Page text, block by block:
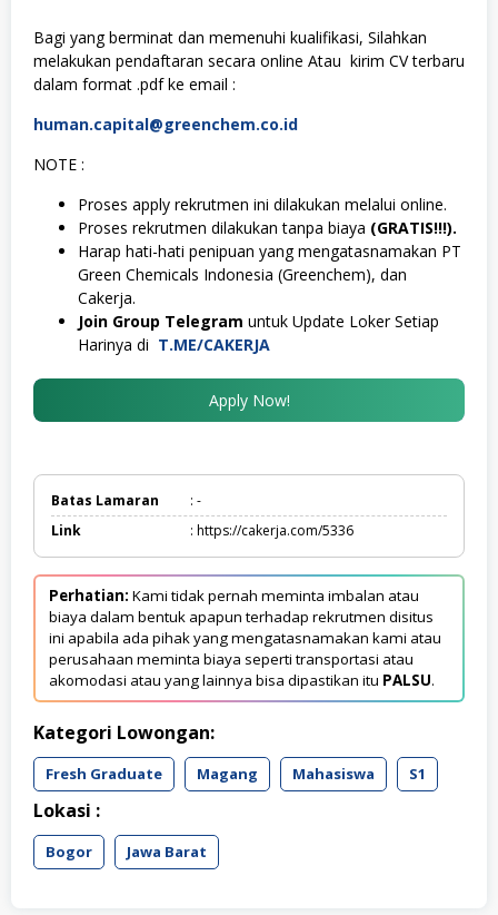
Bagi yang berminat dan memenuhi kualifikasi, Silahkan
melakukan pendaftaran secara online Atau kirim CV terbaru
dalam format .pdf ke email :
human.capital@greenchem.co.id
NOTE :
Proses apply rekrutmen ini dilakukan melalui online.
Proses rekrutmen dilakukan tanpa biaya (GRATIS!!!).
Harap hati-hati penipuan yang mengatasnamakan PT
Green Chemicals Indonesia (Greenchem), dan
Cakerja.
Join Group Telegram untuk Update Loker Setiap
Harinya di T.ME/CAKERJA
Apply Now!
Batas Lamaran
: -
Link
: https://cakerja.com/5336
Perhatian: Kami tidak pernah meminta imbalan atau
biaya dalam bentuk apapun terhadap rekrutmen disitus
ini apabila ada pihak yang mengatasnamakan kami atau
perusahaan meminta biaya seperti transportasi atau
akomodasi atau yang lainnya bisa dipastikan itu PALSU.
Kategori Lowongan:
Fresh Graduate Magang Mahasiswa S1
Lokasi :
Bogor Jawa Barat